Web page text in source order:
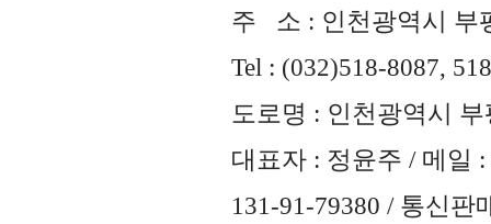
주 소 : 인천광역시 부
Tel : (032)518-8087,
도로명 : 인천광역시
대표자 : 정윤주 / 메일 :
131-91-79380 / 통신판